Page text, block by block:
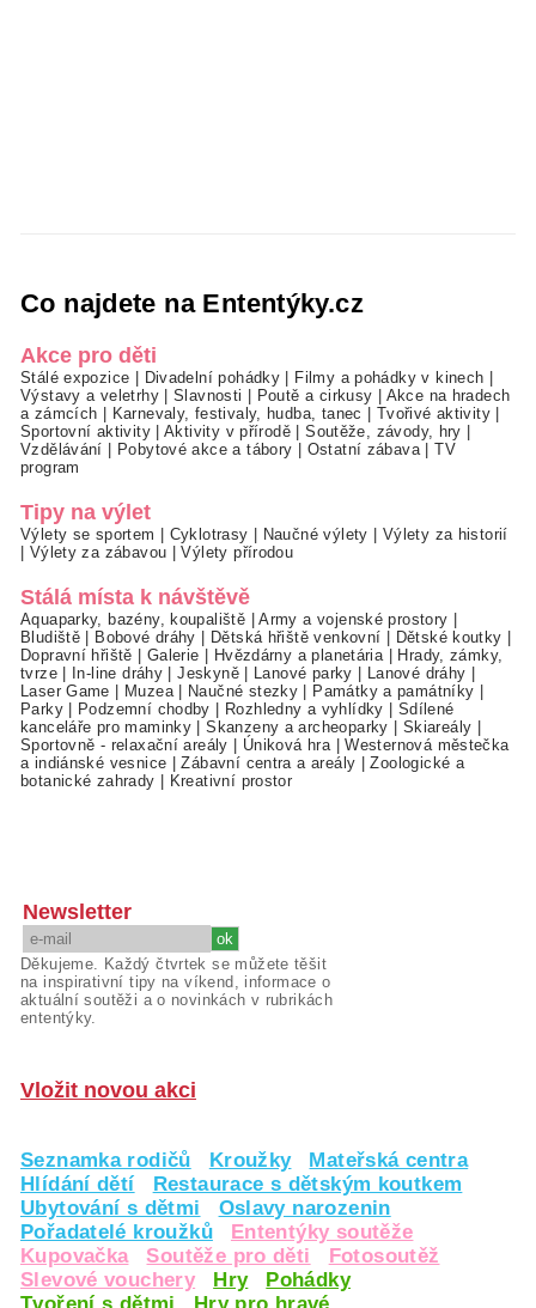
Co najdete na Ententýky.cz
Akce pro děti
Stálé expozice Divadelní pohádky Filmy a pohádky v kinech
Výstavy a veletrhy|Slavnosti Poutě a cirkusy
Akce na hradech
a zámcích
Karnevaly, festivaly, hudba, tanec Tvořivé aktivity
Sportovní aktivity|Aktivity v přírodě |Soutěže, závody, hry
Vzdělávání
Pobytové akce a tábory Ostatní zábava|TV
program
Tipy na výlet
Výlety se sportem Cyklotrasy Naučné výlety
Výlety za historií
Výlety za zábavou |Výlety přírodou
Stálá místa k návštěvě
Aquaparky, bazény, koupaliště |Army a vojenské prostory
Bludiště
Bobové dráhy Dětská hřiště venkovní Dětské koutky
Dopravní hřiště
Galerie Hvězdárny a planetária|
Hrady, zámky,
tvrze| In-line dráhy |Jeskyně| Lanové parky Lanové dráhy
Laser Game
Muzea| Naučné stezky Památky a památníky
Parky| Podzemní chodby Rozhledny a vyhlídky
Sdílené
kanceláře pro maminky |Skanzeny a archeoparky Skiareály
Sportovně - relaxační areály
Úniková hra|Westernová městečka
a indiánské vesnice |Zábavní centra a areály |Zoologické a
botanické zahrady
Kreativní prostor
Newsletter
Děkujeme. Každý čtvrtek se můžete těšit
na inspirativní tipy na víkend, informace o
aktuální soutěži a o novinkách v rubrikách
ententýky.
Vložit novou akci
Seznamka rodičů Kroužky
Mateřská centra
Hlídání dětí
Restaurace s dětským koutkem
Ubytování s dětmi
Oslavy narozenin
Pořadatelé kroužků
Ententýky soutěže
Kupovačka
Soutěže pro děti
Fotosoutěž
Slevové vouchery
Hry
Pohádky